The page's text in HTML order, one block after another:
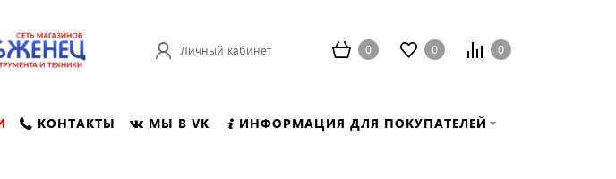
Личный кабинет 0 0 0
КОНТАКТЫ МЫ В VK ИНФОРМАЦИЯ ДЛЯ ПОКУПАТЕЛЕЙ